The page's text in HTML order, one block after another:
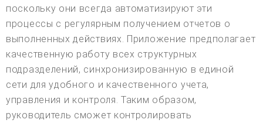
поскольку они всегда автоматизируют эти
процессы с регулярным получением отчетов о
выполненных действиях. Приложение предполагает
качественную работу всех структурных
подразделений, синхронизированную в единой
сети для удобного и качественного учета,
управления и контроля. Таким образом,
руководитель сможет контролировать